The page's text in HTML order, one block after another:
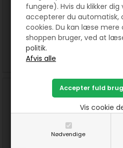
fungere). Hvis du klikker
accepterer du automatisk,
cookies. Du kan læse mere
shoppen bruger, ved at
politik.
Nødvendige
Vis cookie
Quiltet ProjektPose mønster
PDF
60,00DKK
SE MERE